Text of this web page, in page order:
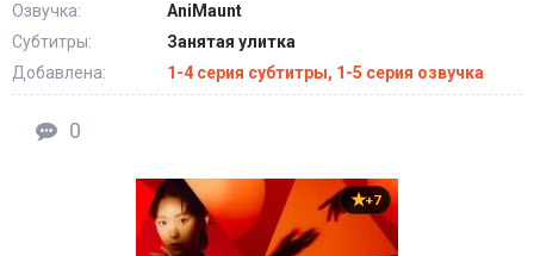
Озвучка:
AniMaunt
Субтитры:
Занятая улитка
Добавлена:
1-4 серия субтитры, 1-5 серия озвучка
0
+7